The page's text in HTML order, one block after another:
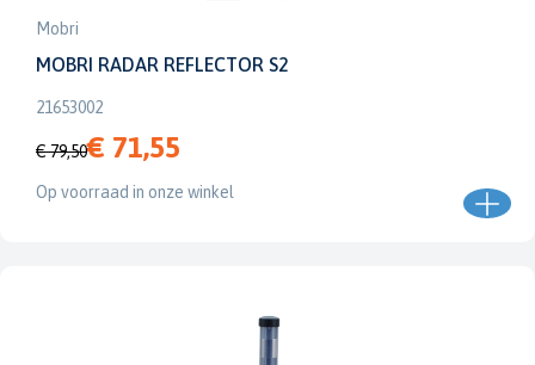
Mobri
MOBRI RADAR REFLECTOR S2
21653002
€ 79,50€ 71,55
Op voorraad in onze winkel